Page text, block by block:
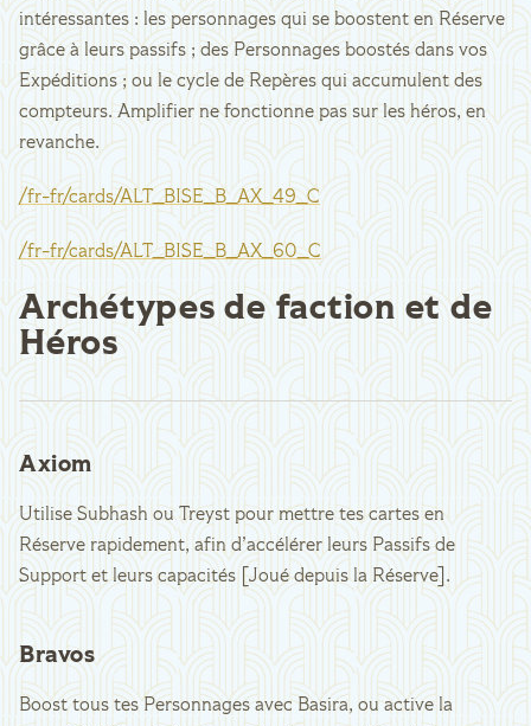
intéressantes : les personnages qui se boostent en Réserve
grâce à leurs passifs ; des Personnages boostés dans vos
Expéditions ; ou le cycle de Repères qui accumulent des
compteurs. Amplifier ne fonctionne pas sur les héros, en
revanche.
/fr-fr/cards/ALT_BISE_B_AX_49_C
/fr-fr/cards/ALT_BISE_B_AX_60_C
Archétypes de faction et de
Héros
Axiom
Utilise Subhash ou Treyst pour mettre tes cartes en
Réserve rapidement, afin d’accélérer leurs Passifs de
Support et leurs capacités [Joué depuis la Réserve].
Bravos
Boost tous tes Personnages avec Basira, ou active la